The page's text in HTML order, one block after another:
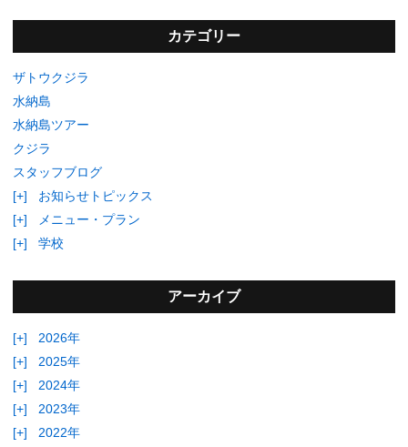
カテゴリー
ザトウクジラ
水納島
水納島ツアー
クジラ
スタッフブログ
[+]
お知らせトピックス
[+]
メニュー・プラン
[+]
学校
アーカイブ
[+]
2026年
[+]
2025年
[+]
2024年
[+]
2023年
[+]
2022年